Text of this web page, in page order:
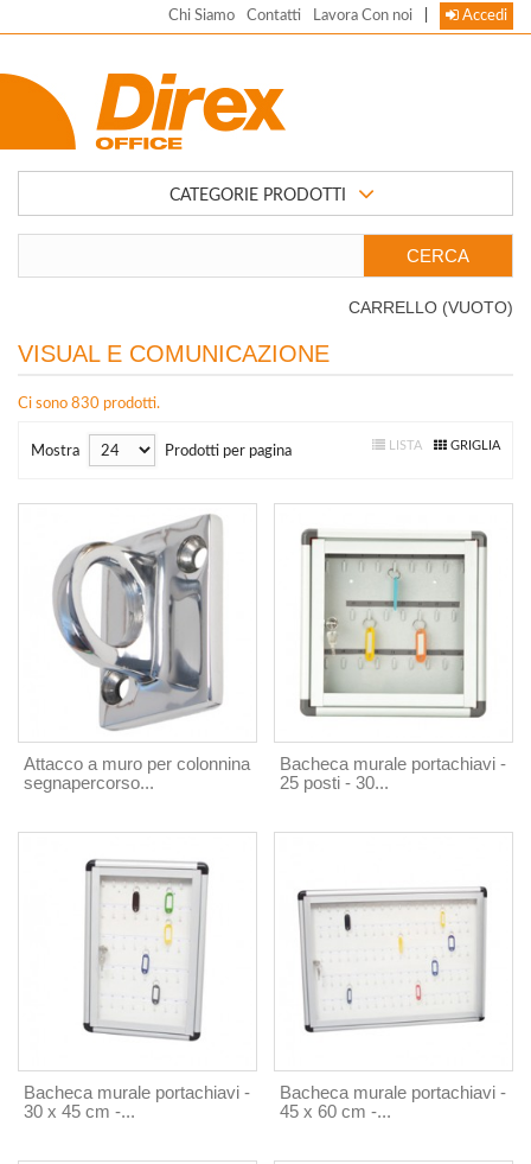
Chi Siamo Contatti Lavora Con noi Accedi
CATEGORIE PRODOTTI
CARRELLO (VUOTO)
VISUAL E COMUNICAZIONE
Ci sono 830 prodotti.
Mostra Prodotti per pagina LISTA GRIGLIA
Attacco a muro per colonnina
segnapercorso...
Bacheca murale portachiavi -
25 posti - 30...
Bacheca murale portachiavi -
30 x 45 cm -...
Bacheca murale portachiavi -
45 x 60 cm -...